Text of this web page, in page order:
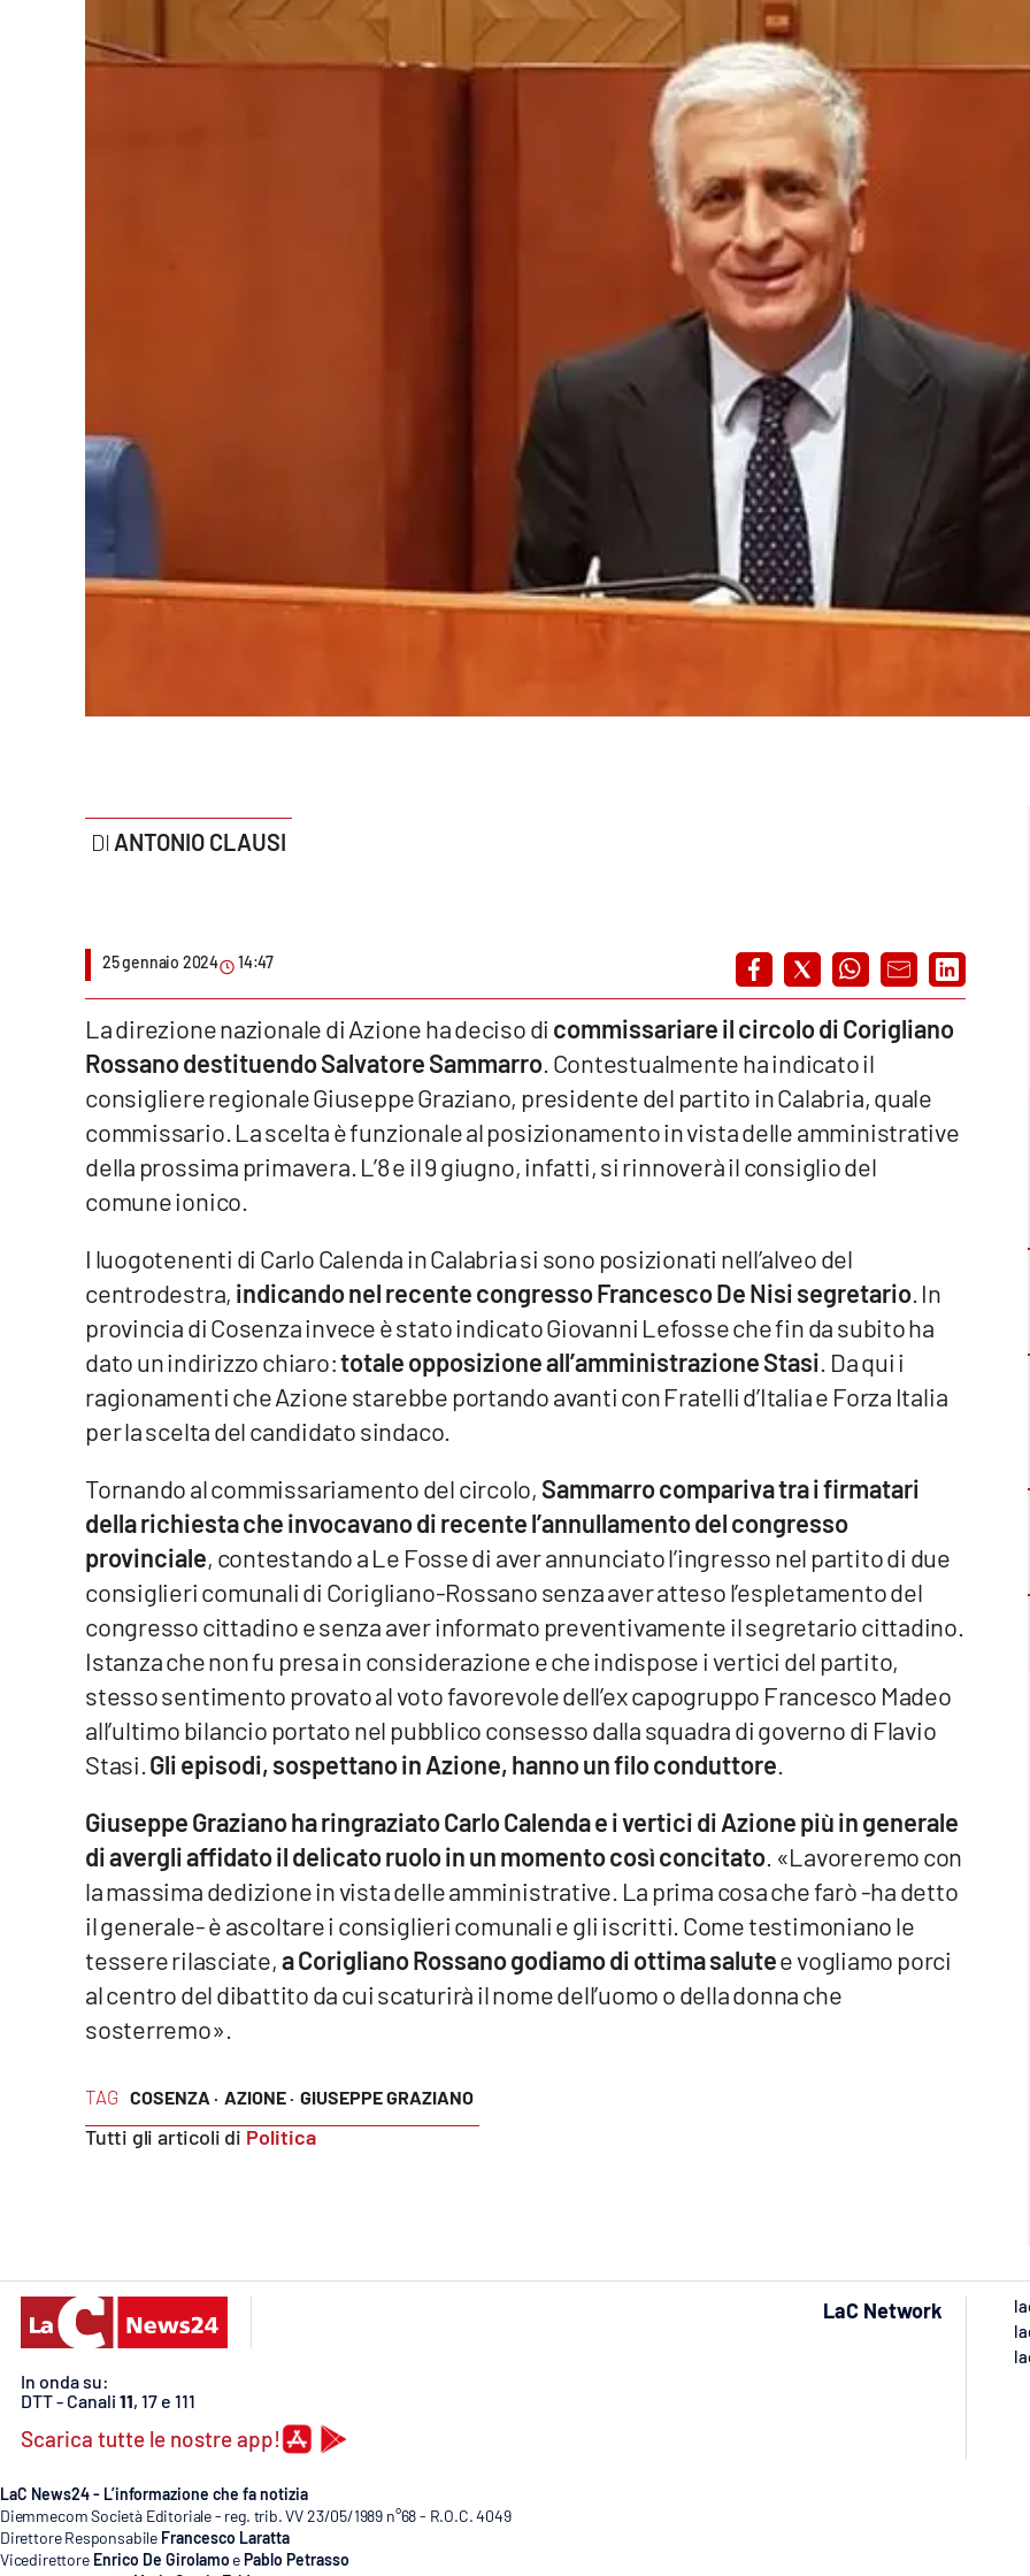
Economia e Lavoro
Parchi Marini Calabria
Imprese Di Calabria
Venti di comunicazione
Streaming
Vibo Valentia
Reggio Calabria
Lamezia Terme
Buona Sanità Calabria
Calabriavisione
Destinazioni
Lactv.it
Laconair.it
Lacitymag.it
Lacapitalenews.it
Ilreggino.it
ANTONIO CLAUSI
25 gennaio 2024 14:47
TAG COSENZA · AZIONE · GIUSEPPE GRAZIANO
Tutti gli articoli di Politica
La direzione nazionale di Azione ha deciso di commissariare il circolo di Corigliano
Rossano destituendo Salvatore Sammarro . Contestualmente ha indicato il
consigliere regionale Giuseppe Graziano, presidente del partito in Calabria, quale
commissario. La scelta è funzionale al posizionamento in vista delle amministrative
della prossima primavera. L’8 e il 9 giugno, infatti, si rinnoverà il consiglio del
comune ionico.
I luogotenenti di Carlo Calenda in Calabria si sono posizionati nell’alveo del
centrodestra, indicando nel recente congresso Francesco De Nisi segretario. In
provincia di Cosenza invece è stato indicato Giovanni Lefosse che fin da subito ha
dato un indirizzo chiaro:totale opposizione all’amministrazione Stasi . Da qui i
ragionamenti che Azione starebbe portando avanti con Fratelli d’Italia e Forza Italia
per la scelta del candidato sindaco.
Tornando al commissariamento del circolo, Sammarro compariva tra i firmatari
della richiesta che invocavano di recente l’annullamento del congresso
provinciale, contestando a Le Fosse di aver annunciato l’ingresso nel partito di due
consiglieri comunali di Corigliano-Rossano senza aver atteso l’espletamento del
congresso cittadino e senza aver informato preventivamente il segretario cittadino.
Istanza che non fu presa in considerazione e che indispose i vertici del partito,
stesso sentimento provato al voto favorevole dell’ex capogruppo Francesco Madeo
all’ultimo bilancio portato nel pubblico consesso dalla squadra di governo di Flavio
Stasi. Gli episodi, sospettano in Azione, hanno un filo conduttore
Giuseppe Graziano ha ringraziato Carlo Calenda e i vertici di Azione più in generale
di avergli affidato il delicato ruolo in un momento così concitato . «Lavoreremo con
la massima dedizione in vista delle amministrative. La prima cosa che farò -ha detto
il generale- è ascoltare i consiglieri comunali e gli iscritti. Come testimoniano le
tessere rilasciate,a Corigliano Rossano godiamo di ottima salutee vogliamo porci
al centro del dibattito da cui scaturirà il nome dell’uomo o della donna che
sosterremo».
In onda su:
DTT - Canali 11, 17 e 111
Scarica tutte le nostre app!
LaC Network
LaC News24 - L’informazione che fa notizia
Diemmecom Società Editoriale - reg. trib. VV 23/05/1989 n°68 - R.O.C. 4049
Direttore Responsabile Francesco Laratta
Vicedirettore Enrico De Girolamo e Pablo Petrasso